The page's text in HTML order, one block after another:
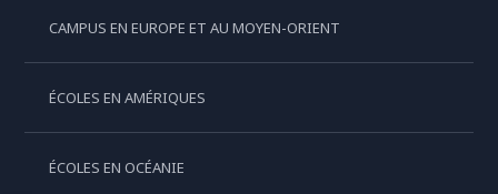
CAMPUS EN EUROPE ET AU MOYEN-ORIENT
ÉCOLES EN AMÉRIQUES
ÉCOLES EN OCÉANIE